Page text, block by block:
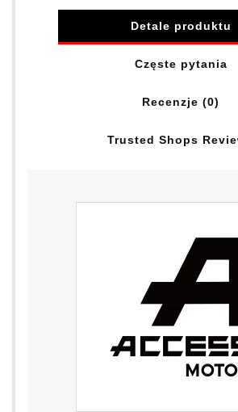
Detale produktu
Częste pytania
Recenzje (0)
Trusted Shops